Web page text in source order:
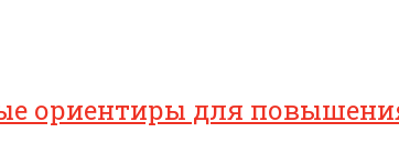
ориентиры для